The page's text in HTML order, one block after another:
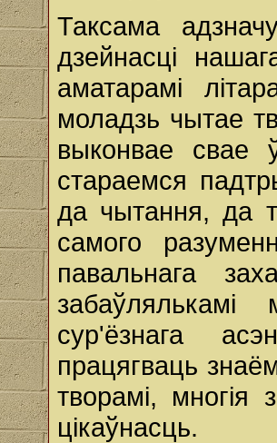
Таксама
дзейнасці
аматарамі
моладзь чытае
выконвае
стараемся
да чытання, да
самого
павальнага
сур'ёзнага
працягваць
творамі, многія
цікаўнасць.